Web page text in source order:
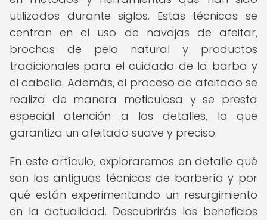
utilizados durante siglos. Estas técnicas se
centran en el uso de navajas de afeitar,
brochas de pelo natural y productos
tradicionales para el cuidado de la barba y
el cabello. Además, el proceso de afeitado se
realiza de manera meticulosa y se presta
especial atención a los detalles, lo que
garantiza un afeitado suave y preciso.
En este artículo, exploraremos en detalle qué
son las antiguas técnicas de barbería y por
qué están experimentando un resurgimiento
en la actualidad. Descubrirás los beneficios